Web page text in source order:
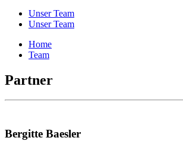
Unser Team
Unser Team
Home
Team
Partner
Bergitte Baesler